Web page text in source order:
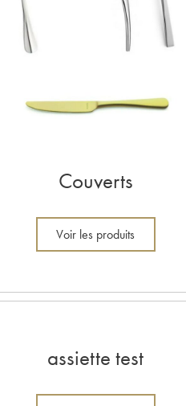
Couverts
Voir les produits
assiette test